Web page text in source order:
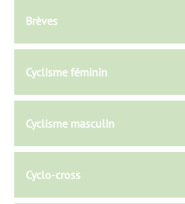
Brèves
Cyclisme féminin
Cyclisme masculin
Cyclo-cross